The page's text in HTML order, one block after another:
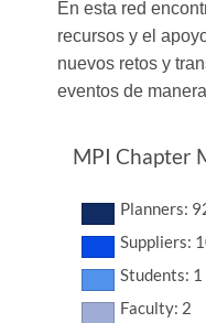
En esta red
recursos y el
nuevos retos y
eventos de
MPI Chapter
Planners:
Suppliers:
Students: 1
Faculty: 2